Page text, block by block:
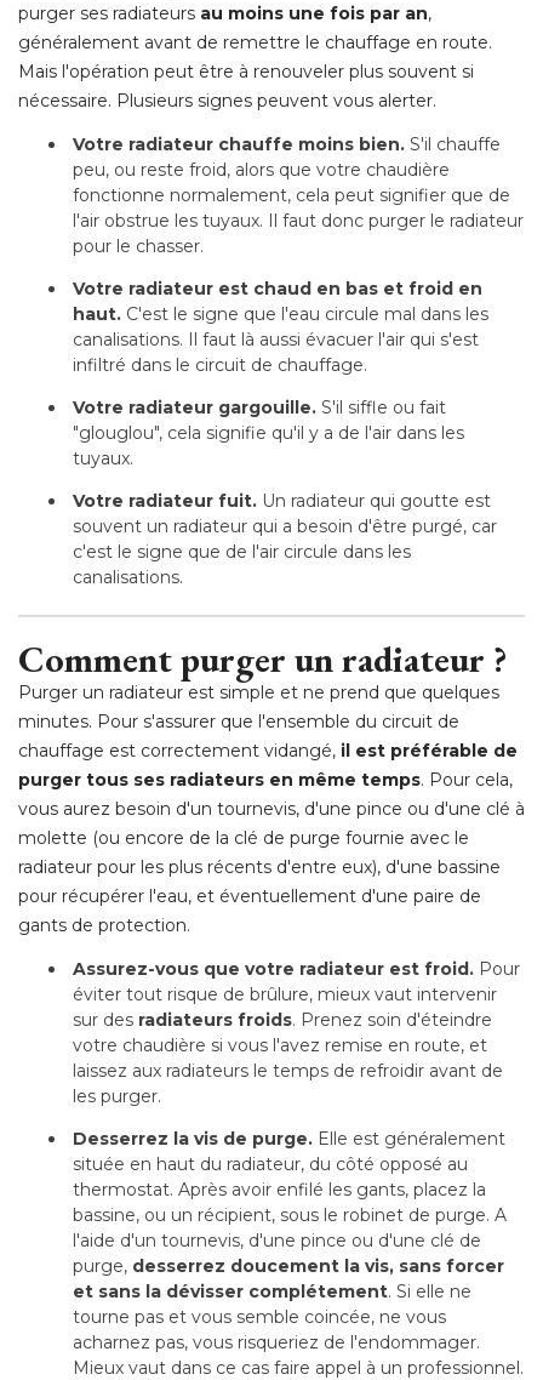
purger ses radiateurs au moins une fois par an,
généralement avant de remettre le chauffage en route.
Mais l'opération peut être à renouveler plus souvent si
nécessaire. Plusieurs signes peuvent vous alerter.
Votre radiateur chauffe moins bien. S'il chauffe
peu, ou reste froid, alors que votre chaudière
fonctionne normalement, cela peut signifier que de
l'air obstrue les tuyaux. Il faut donc purger le radiateur
pour le chasser.
Votre radiateur est chaud en bas et froid en
haut. C'est le signe que l'eau circule mal dans les
canalisations. Il faut là aussi évacuer l'air qui s'est
infiltré dans le circuit de chauffage.
Votre radiateur gargouille. S'il siffle ou fait
"glouglou", cela signifie qu'il y a de l'air dans les
tuyaux.
Votre radiateur fuit. Un radiateur qui goutte est
souvent un radiateur qui a besoin d'être purgé, car
c'est le signe que de l'air circule dans les
canalisations.
Comment purger un radiateur ?
Purger un radiateur est simple et ne prend que quelques
minutes. Pour s'assurer que l'ensemble du circuit de
chauffage est correctement vidangé, il est préférable de
purger tous ses radiateurs en même temps. Pour cela,
vous aurez besoin d'un tournevis, d'une pince ou d'une clé à
molette (ou encore de la clé de purge fournie avec le
radiateur pour les plus récents d'entre eux), d'une bassine
pour récupérer l'eau, et éventuellement d'une paire de
gants de protection.
Assurez-vous que votre radiateur est froid. Pour
éviter tout risque de brûlure, mieux vaut intervenir
sur des radiateurs froids. Prenez soin d'éteindre
votre chaudière si vous l'avez remise en route, et
laissez aux radiateurs le temps de refroidir avant de
les purger.
Desserrez la vis de purge. Elle est généralement
située en haut du radiateur, du côté opposé au
thermostat. Après avoir enfilé les gants, placez la
bassine, ou un récipient, sous le robinet de purge. A
l'aide d'un tournevis, d'une pince ou d'une clé de
purge, desserrez doucement la vis, sans forcer
et sans la dévisser complétement. Si elle ne
tourne pas et vous semble coincée, ne vous
acharnez pas, vous risqueriez de l'endommager.
Mieux vaut dans ce cas faire appel à un professionnel.